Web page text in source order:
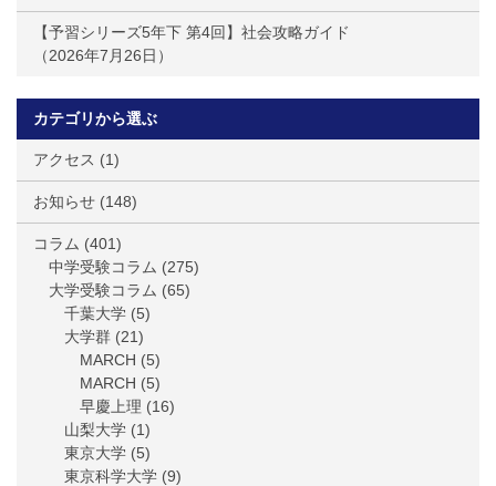
【予習シリーズ5年下 第4回】社会攻略ガイド
2026年7月26日
カテゴリから選ぶ
アクセス (1)
お知らせ (148)
コラム (401)
中学受験コラム (275)
大学受験コラム (65)
千葉大学 (5)
大学群 (21)
MARCH (5)
MARCH (5)
早慶上理 (16)
山梨大学 (1)
東京大学 (5)
東京科学大学 (9)